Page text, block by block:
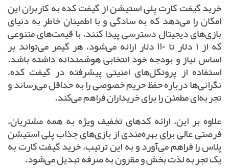
خرید گیفت کارت پلی استیشن از گیفت کده به کاربران این
امکان را می‌دهد که به سادگی و با اطمینان خاطر به دنیای
بازی‌های دیجیتال دسترسی پیدا کنند. با قیمت‌های متنوعی
که از ۱ دلار تا ۱۱۰ دلار ارائه می‌شود، هر گیمر می‌تواند بر
اساس نیاز و بودجه خود انتخابی هوشمندانه داشته باشد.
استفاده از پروتکل‌های امنیتی پیشرفته در گیفت کده،
نگرانی‌ها درباره حفظ حریم خصوصی را به حداقل می‌رساند و
تجربه‌ای مطمئن را برای خریداران فراهم می‌کند.
علاوه بر این، ارائه کدهای تخفیف ویژه به همه مشتریان،
فرصتی عالی برای بهره‌مندی از بازی‌های جذاب پلی استیشن
پلاس را فراهم می‌آورد و به این ترتیب، خرید گیفت کارت به
یک تجربه لذت بخش و مقرون به صرفه تبدیل می‌شود.